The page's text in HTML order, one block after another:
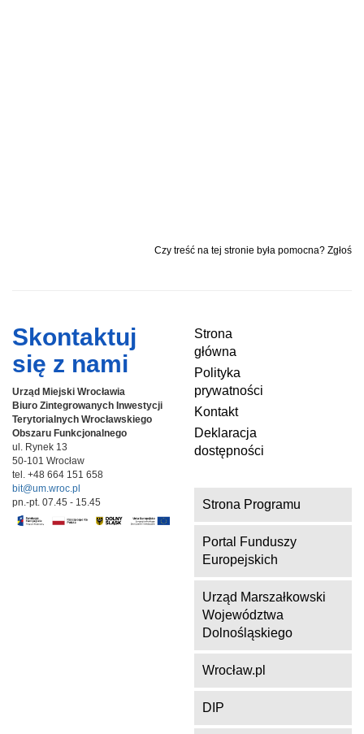
Czy treść na tej stronie była pomocna? Zgłoś
Skontaktuj
się z nami
Urząd Miejski Wrocławia
Biuro Zintegrowanych Inwestycji
Terytorialnych Wrocławskiego
Obszaru Funkcjonalnego
ul. Rynek 13
50-101 Wrocław
tel. +48 664 151 658
bit@um.wroc.pl
pn.-pt. 07.45 - 15.45
Strona
główna
Polityka
prywatności
Kontakt
Deklaracja
dostępności
Strona Programu
Portal Funduszy
Europejskich
Urząd Marszałkowski
Województwa
Dolnośląskiego
Wrocław.pl
DIP